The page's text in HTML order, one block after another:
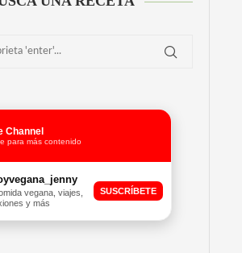
Channel
para más contenido
vegana, viajes,
y más
SUSCRÍBETE